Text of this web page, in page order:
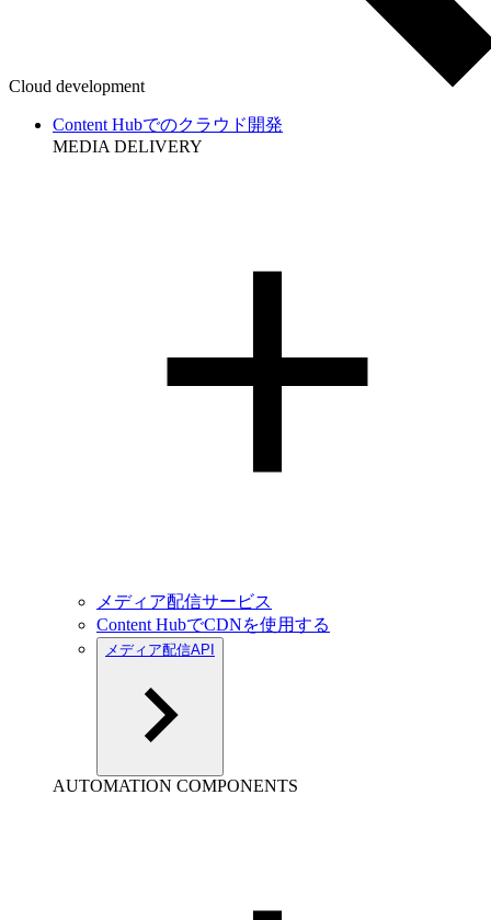
Cloud development
Content Hubでのクラウド開発
MEDIA DELIVERY
メディア配信サービス
Content HubでCDNを使用する
メディア配信API
AUTOMATION COMPONENTS